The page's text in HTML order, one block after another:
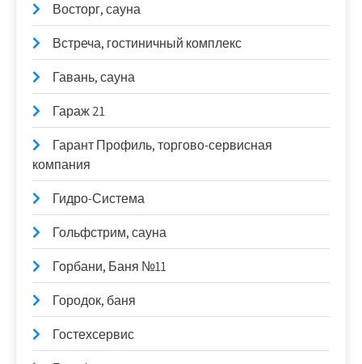
Восторг, сауна
Встреча, гостиничный комплекс
Гавань, сауна
Гараж 21
Гарант Профиль, торгово-сервисная
компания
Гидро-Система
Гольфстрим, сауна
Горбани, Баня №11
Городок, баня
Гостехсервис